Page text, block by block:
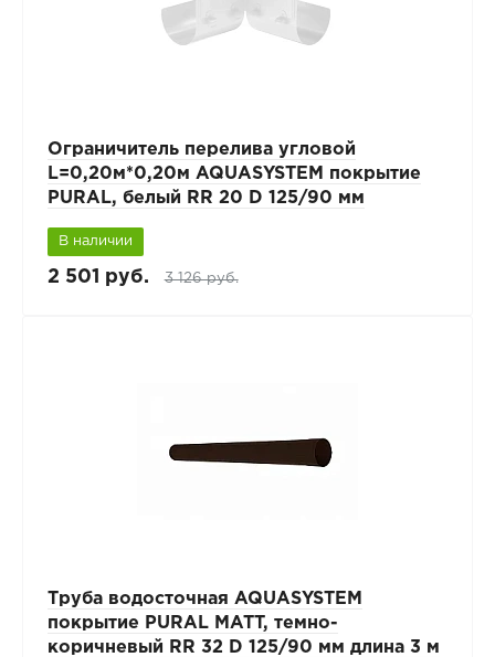
Ограничитель перелива угловой
L=0,20м*0,20м AQUASYSTEM покрытие
PURAL, белый RR 20 D 125/90 мм
В наличии
2 501 руб. 3 126 руб.
Труба водосточная AQUASYSTEM
покрытие PURAL MATT, темно-
коричневый RR 32 D 125/90 мм длина 3 м